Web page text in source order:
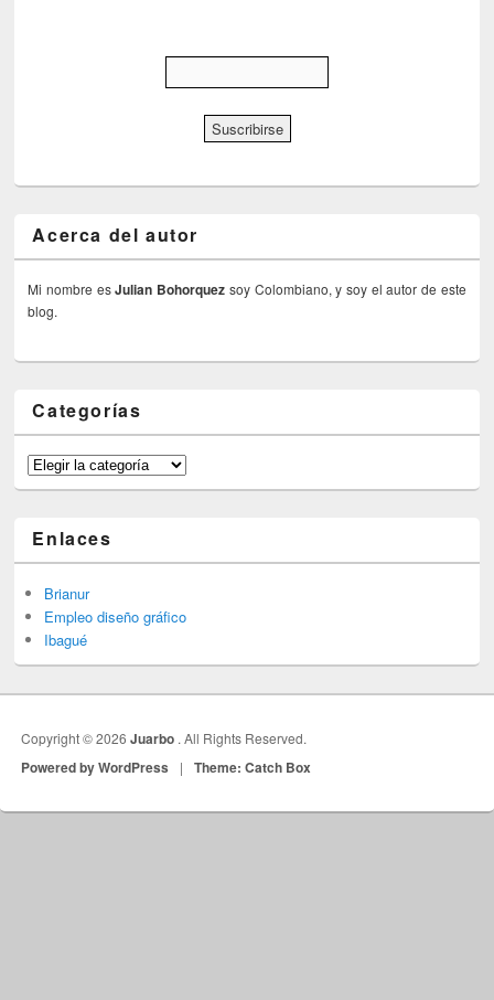
Acerca del autor
Mi nombre esJulian Bohorquez soy Colombiano, y soy el autor de este
blog.
Categorías
Categorías
Enlaces
Brianur
Empleo diseño gráfico
Ibagué
Copyright © 2026Juarbo . All Rights Reserved.
Powered by WordPress | Theme: Catch Box